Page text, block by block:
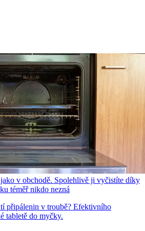
v obchodě. Spolehlivě ji vyčistíte díky
téměř nikdo nezná
připálenin v troubě? Efektivního
tabletě do myčky.